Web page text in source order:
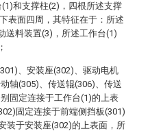
和支撑柱(2)，四根所述支撑
表面四周，其特征在于：所述
送料装置(3)，所述工作台(1)
、安装座(302)、驱动电机
轴(305)、传送辊(306)、传送
固定连接于工作台(1)的上表
固定连接于前端侧挡板(301)
装于安装座(302)的上表面，所